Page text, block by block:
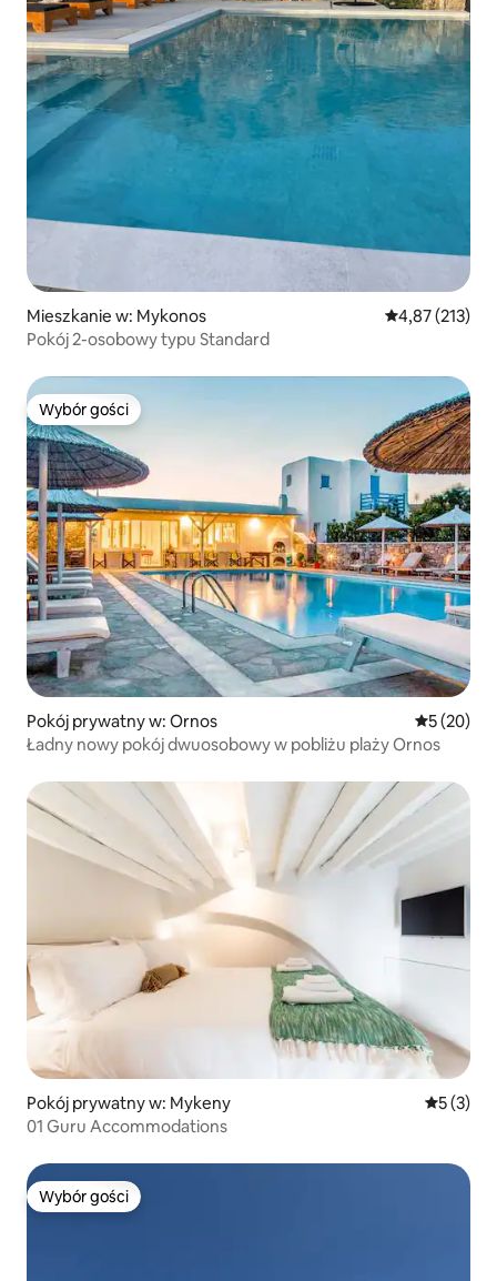
Mieszkanie w: Mykonos Średnia
4,87 (213)
Pokój 2-osobowy typu Standard
Wybór gości
Wybór gości
Pokój prywatny w: Ornos Średnia
5 (20)
Ładny nowy pokój dwuosobowy w pobliżu plaży Ornos
Pokój prywatny w: Mykeny Średnia
5 (3)
01 Guru Accommodations
Wybór gości
Wybór gości